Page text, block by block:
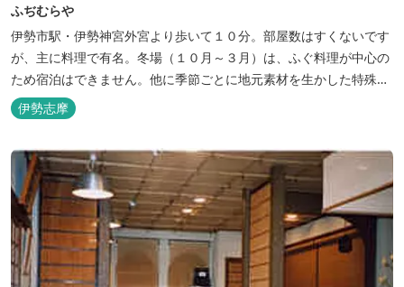
ふぢむらや
伊勢市駅・伊勢神宮外宮より歩いて１０分。部屋数はすくないです
が、主に料理で有名。冬場（１０月～３月）は、ふぐ料理が中心の
ため宿泊はできません。他に季節ごとに地元素材を生かした特殊料
理もお楽しみ頂けます。
伊勢志摩